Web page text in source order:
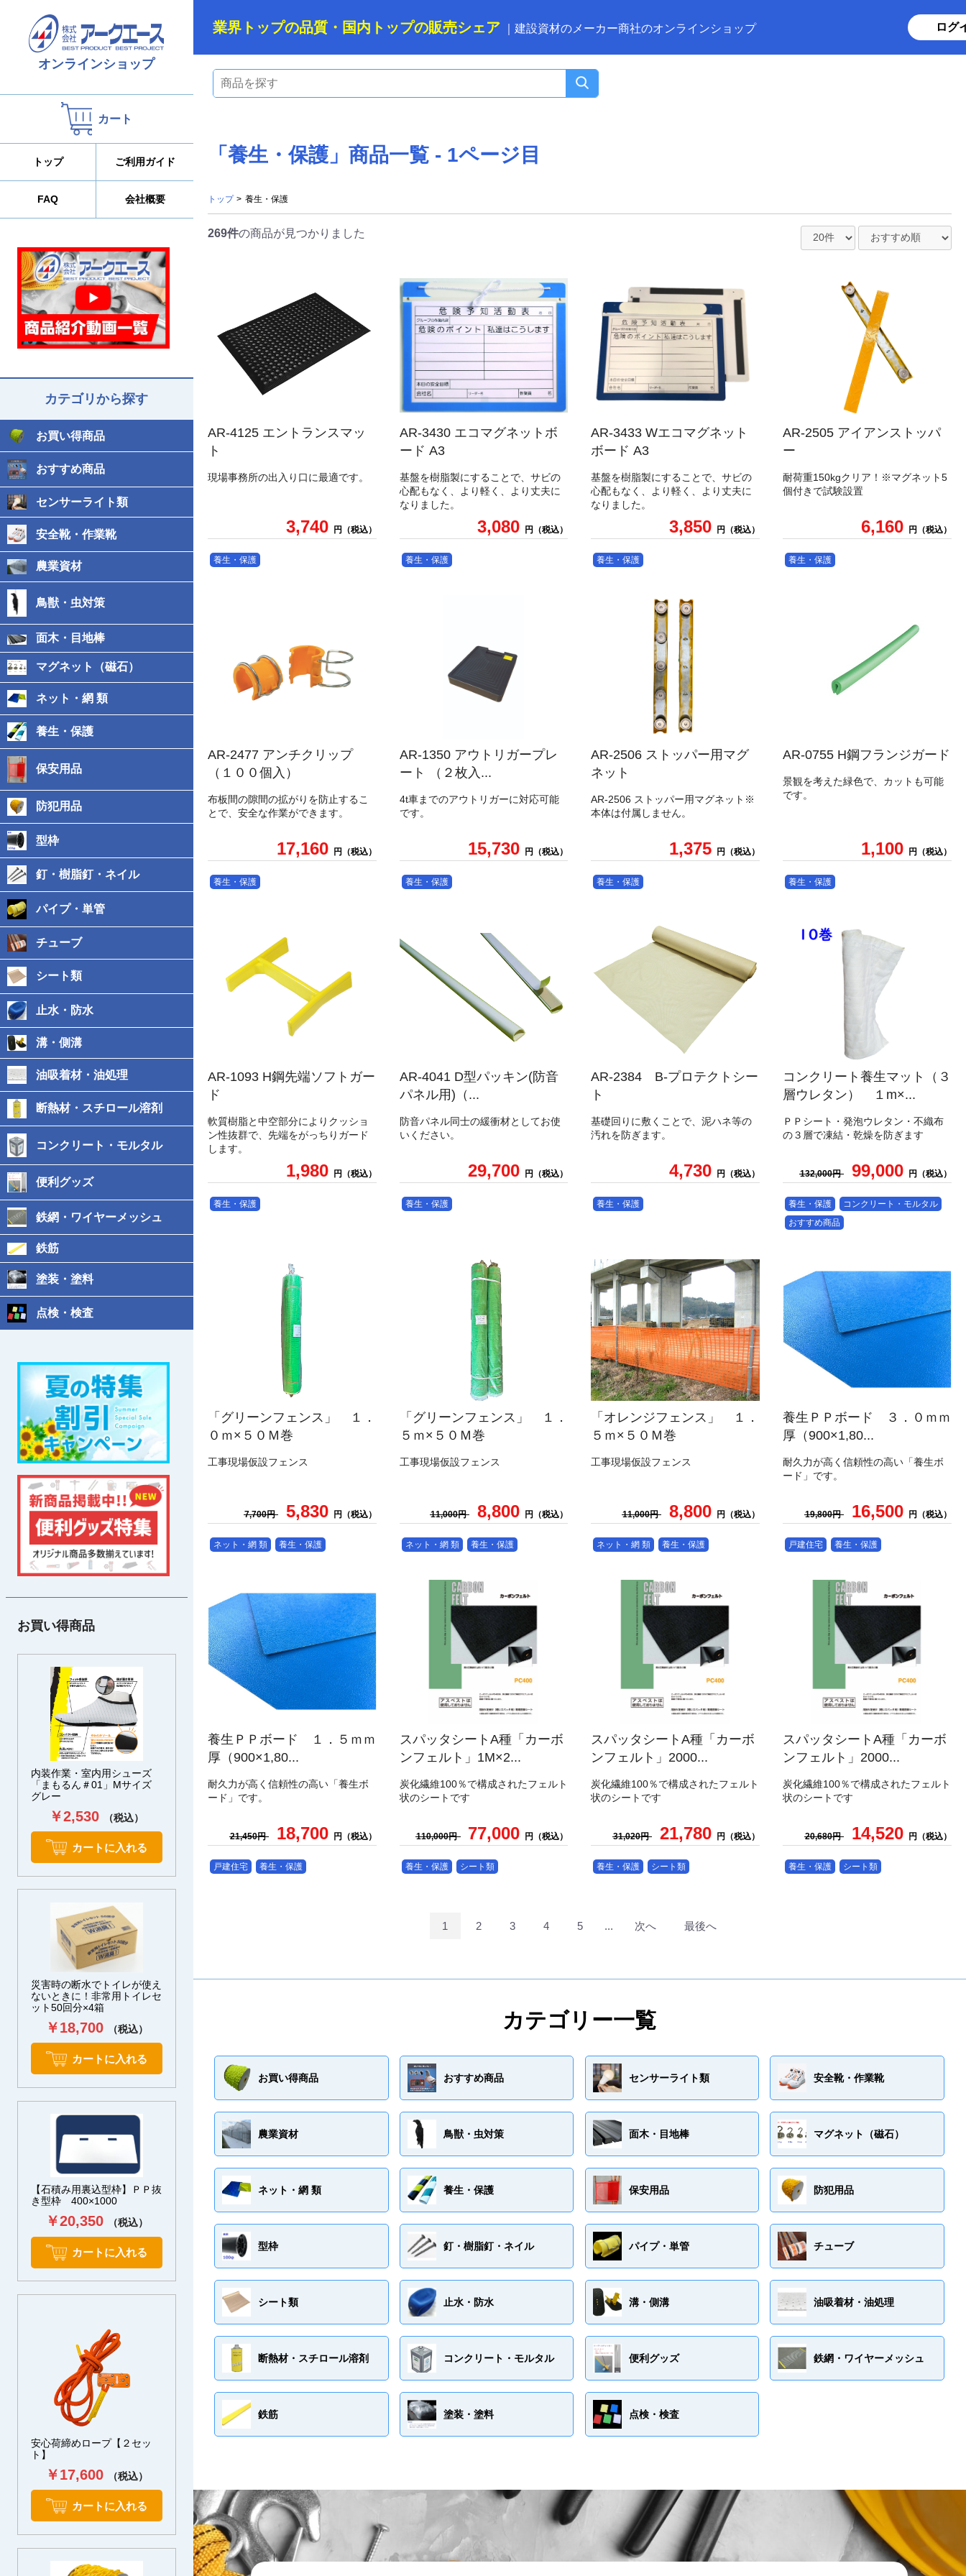
オンラインショップ
カート
トップ ご利用ガイド
FAQ 会社概要
カテゴリから探す
お買い得商品
おすすめ商品
センサーライト類
安全靴・作業靴
農業資材
鳥獣・虫対策
面木・目地棒
マグネット（磁石）
ネット・網 類
養生・保護
保安用品
防犯用品
型枠
釘・樹脂釘・ネイル
パイプ・単管
チューブ
シート類
止水・防水
溝・側溝
油吸着材・油処理
断熱材・スチロール溶剤
コンクリート・モルタル
便利グッズ
鉄網・ワイヤーメッシュ
鉄筋
塗装・塗料
点検・検査
お買い得商品
内装作業・室内用シューズ
「まもるん＃01」Mサイズ
グレー
￥2,530 （税込）
カートに入れる
災害時の断水でトイレが使え
ないときに！非常用トイレセ
ット50回分×4箱
￥18,700 （税込）
カートに入れる
【石積み用裏込型枠】ＰＰ抜
き型枠 400×1000
￥20,350 （税込）
カートに入れる
安心荷締めロープ【２セッ
ト】
￥17,600 （税込）
カートに入れる
業界トップの品質・国内トップの販売シェア 建設資材のメーカー商社のオンラインショップ ログ
「養生・保護」商品一覧 - 1ページ目
トップ > 養生・保護
269件の商品が見つかりました
AR-4125 エントランスマッ
ト
現場事務所の出入り口に最適です。
3,740 円（税込）
養生・保護
AR-3430 エコマグネットボ
ード A3
基盤を樹脂製にすることで、サビの
心配もなく、より軽く、より丈夫に
なりました。
3,080 円（税込）
養生・保護
AR-3433 Wエコマグネット
ボード A3
基盤を樹脂製にすることで、サビの
心配もなく、より軽く、より丈夫に
なりました。
3,850 円（税込）
養生・保護
AR-2505 アイアンストッパ
ー
耐荷重150kgクリア！※マグネット5
個付きで試験設置
6,160 円（税込）
養生・保護
AR-2477 アンチクリップ
（１００個入）
布板間の隙間の拡がりを防止するこ
とで、安全な作業ができます。
17,160 円（税込）
養生・保護
AR-1350 アウトリガープレ
ート （２枚入...
4t車までのアウトリガーに対応可能
です。
15,730 円（税込）
養生・保護
AR-2506 ストッパー用マグ
ネット
AR-2506 ストッパー用マグネット※
本体は付属しません。
1,375 円（税込）
養生・保護
AR-0755 H鋼フランジガード
景観を考えた緑色で、カットも可能
です。
1,100 円（税込）
養生・保護
AR-1093 H鋼先端ソフトガー
ド
軟質樹脂と中空部分によりクッショ
ン性抜群で、先端をがっちりガード
します。
1,980 円（税込）
養生・保護
AR-4041 D型パッキン(防音
パネル用)（...
防音パネル同士の緩衝材としてお使
いください。
29,700 円（税込）
養生・保護
AR-2384 B-プロテクトシー
ト
基礎回りに敷くことで、泥ハネ等の
汚れを防ぎます。
4,730 円（税込）
養生・保護
コンクリート養生マット（３
層ウレタン） １m×...
ＰＰシート・発泡ウレタン・不織布
の３層で凍結・乾燥を防ぎます
132,000円 99,000 円（税込）
養生・保護
コンクリート・モルタル
おすすめ商品
「グリーンフェンス」 １．
０ｍ×５０Ｍ巻
工事現場仮設フェンス
7,700円 5,830 円（税込）
ネット・網 類 養生・保護
「グリーンフェンス」 １．
５ｍ×５０Ｍ巻
工事現場仮設フェンス
11,000円 8,800 円（税込）
ネット・網 類 養生・保護
「オレンジフェンス」 １．
５ｍ×５０Ｍ巻
工事現場仮設フェンス
11,000円 8,800 円（税込）
ネット・網 類 養生・保護
養生ＰＰボード ３．０ｍｍ
厚（900×1,80...
耐久力が高く信頼性の高い「養生ボ
ード」です。
19,800円 16,500 円（税込）
戸建住宅 養生・保護
養生ＰＰボード １．５ｍｍ
厚（900×1,80...
耐久力が高く信頼性の高い「養生ボ
ード」です。
21,450円 18,700 円（税込）
戸建住宅 養生・保護
スパッタシートA種「カーボ
ンフェルト」1M×2...
炭化繊維100％で構成されたフェルト
状のシートです
110,000円 77,000 円（税込）
養生・保護 シート類
スパッタシートA種「カーボ
ンフェルト」2000...
炭化繊維100％で構成されたフェルト
状のシートです
31,020円 21,780 円（税込）
養生・保護 シート類
スパッタシートA種「カーボ
ンフェルト」2000...
炭化繊維100％で構成されたフェルト
状のシートです
20,680円 14,520 円（税込）
養生・保護 シート類
1 2 3 4 5 ... 次へ 最後へ
カテゴリー一覧
お買い得商品 おすすめ商品 センサーライト類 安全靴・作業靴
農業資材 鳥獣・虫対策 面木・目地棒 マグネット（磁石）
ネット・網 類 養生・保護 保安用品 防犯用品
型枠 釘・樹脂釘・ネイル パイプ・単管 チューブ
シート類 止水・防水 溝・側溝 油吸着材・油処理
断熱材・スチロール溶剤 コンクリート・モルタル 便利グッズ 鉄網・ワイヤーメッシュ
鉄筋 塗装・塗料 点検・検査